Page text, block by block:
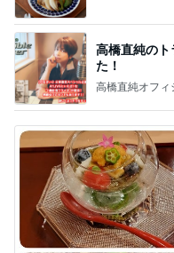
高橋直純の
た！
高橋直純オフィ